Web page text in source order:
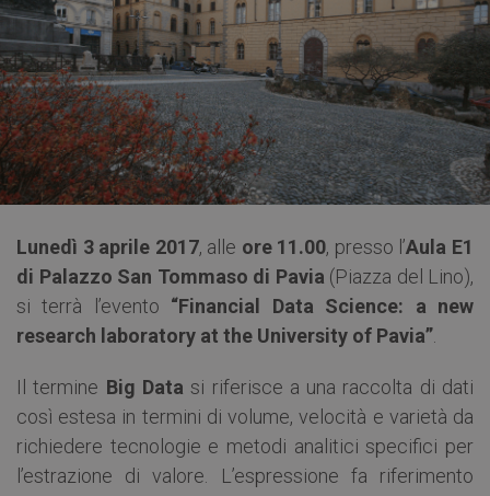
Lunedì 3 aprile 2017, alle ore 11.00, presso l’Aula E1
di Palazzo San Tommaso di Pavia (Piazza del Lino),
si terrà l’evento “Financial Data Science: a new
research laboratory at the University of Pavia”
Il termine Big Data si riferisce a una raccolta di dati
così estesa in termini di volume, velocità e varietà da
richiedere tecnologie e metodi analitici specifici per
l’estrazione di valore. L’espressione fa riferimento